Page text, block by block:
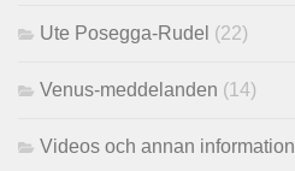
Ute Posegga-Rudel (22)
Venus-meddelanden (14)
Videos och annan information